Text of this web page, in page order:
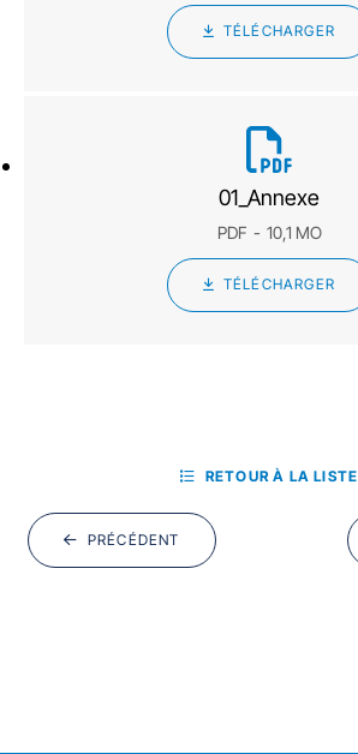
TÉLÉCHARGER
01_Annexe
PDF 10,1 MO
TÉLÉCHARGER
PRÉCÉDENT
RETOUR À LA LISTE